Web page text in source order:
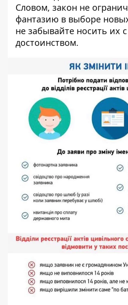
Словом, закон не
фантазию в выборе
не забывайте носить их
достоинством.